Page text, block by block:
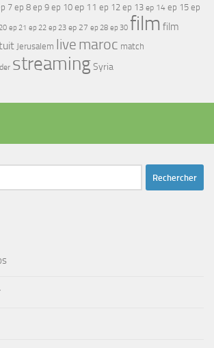
7 ep 8 ep 9 ep 10 ep 11 ep 12 ep 13 ep 14 ep 15 ep
ep 21 ep 22 ep 23 ep 27 ep 28 ep 30 film film
Jerusalem live maroc match
streamingSyria